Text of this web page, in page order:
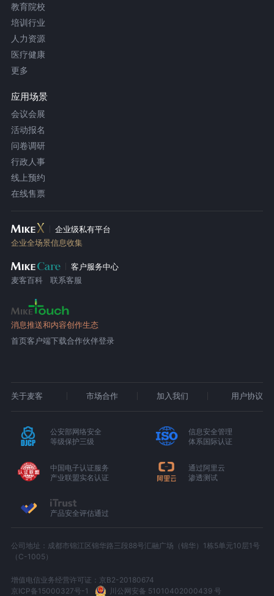
教育院校
培训行业
人力资源
医疗健康
更多
应用场景
会议会展
活动报名
问卷调研
行政人事
线上预约
在线售票
企业级私有平台
企业全场景信息收集
客户服务中心
麦客百科
联系客服
消息推送和内容创作生态
首页客户端下载合作伙伴登录
关于麦客 市场合作 加入我们 用户协议
公安部网络安全
等级保护三级
信息安全管理
体系国际认证
中国电子认证服务
产业联盟实名认证
通过阿里云
渗透测试
产品安全评估通过
公司地址：成都市锦江区锦华路三段88号汇融广场（锦华）1栋5单元10层1号
（C-1005）
增值电信业务经营许可证：京B2-20180674
京ICP备15000327号-1
川公网安备 51010402000439 号